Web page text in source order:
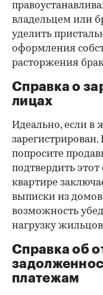
владельцем или
уделить
оформления
расторжения
Справка о
лицах
Идеально, если
зарегистрирован.
попросите
подтвердить
квартире
выписки из
возможность
нагрузку
Справка об
платежам